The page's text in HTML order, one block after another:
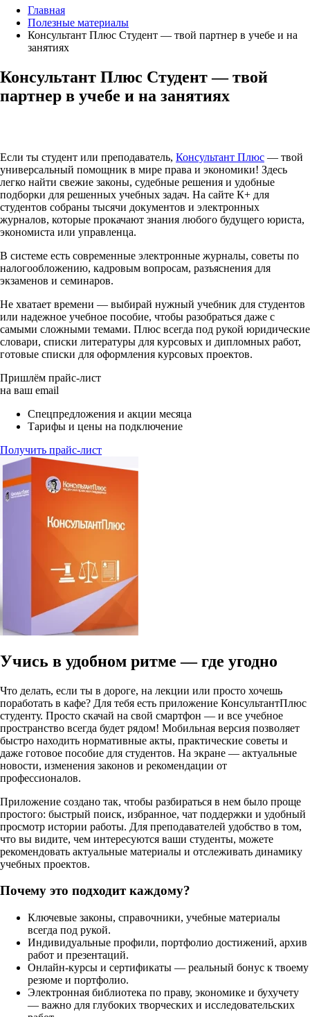
Главная
Полезные материалы
Консультант Плюс Студент — твой партнер в учебе и на
занятиях
Консультант Плюс Студент — твой
партнер в учебе и на занятиях
Если ты студент или преподаватель, Консультант Плюс — твой
универсальный помощник в мире права и экономики! Здесь
легко найти свежие законы, судебные решения и удобные
подборки для решенных учебных задач. На сайте К+ для
студентов собраны тысячи документов и электронных
журналов, которые прокачают знания любого будущего юриста,
экономиста или управленца.
В системе есть современные электронные журналы, советы по
налогообложению, кадровым вопросам, разъяснения для
экзаменов и семинаров.
Не хватает времени — выбирай нужный учебник для студентов
или надежное учебное пособие, чтобы разобраться даже с
самыми сложными темами. Плюс всегда под рукой юридические
словари, списки литературы для курсовых и дипломных работ,
готовые списки для оформления курсовых проектов.
Пришлём прайс-лист
на ваш email
Спецпредложения и акции месяца
Тарифы и цены на подключение
Получить прайс-лист
Учись в удобном ритме — где угодно
Что делать, если ты в дороге, на лекции или просто хочешь
поработать в кафе? Для тебя есть приложение КонсультантПлюс
студенту. Просто скачай на свой смартфон — и все учебное
пространство всегда будет рядом! Мобильная версия позволяет
быстро находить нормативные акты, практические советы и
даже готовое пособие для студентов. На экране — актуальные
новости, изменения законов и рекомендации от
профессионалов.
Приложение создано так, чтобы разбираться в нем было проще
простого: быстрый поиск, избранное, чат поддержки и удобный
просмотр истории работы. Для преподавателей удобство в том,
что вы видите, чем интересуются ваши студенты, можете
рекомендовать актуальные материалы и отслеживать динамику
учебных проектов.
Почему это подходит каждому?
Ключевые законы, справочники, учебные материалы
всегда под рукой.
Индивидуальные профили, портфолио достижений, архив
работ и презентаций.
Онлайн-курсы и сертификаты — реальный бонус к твоему
резюме и портфолио.
Электронная библиотека по праву, экономике и бухучету
— важно для глубоких творческих и исследовательских